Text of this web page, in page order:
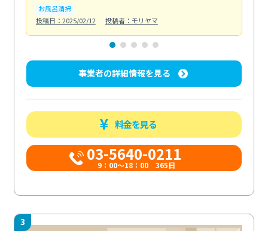
お風呂清掃
投稿日：2025/02/12
投稿者：モリヤマ
事業者の詳細情報を見る
料金を見る
03-5640-0211
9：00～18：00 365日
3